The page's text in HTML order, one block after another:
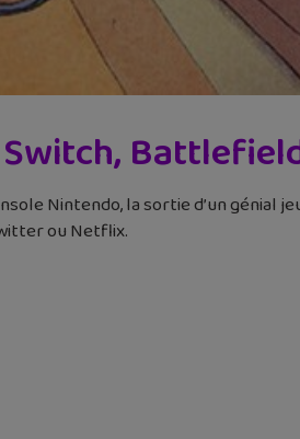
Nintendo, la sortie d’un génial
ou Netflix.